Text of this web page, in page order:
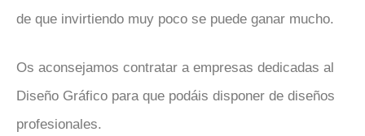
de que invirtiendo muy poco se puede ganar mucho.
Os aconsejamos contratar a empresas dedicadas al
Diseño Gráfico para que podáis disponer de diseños
profesionales.